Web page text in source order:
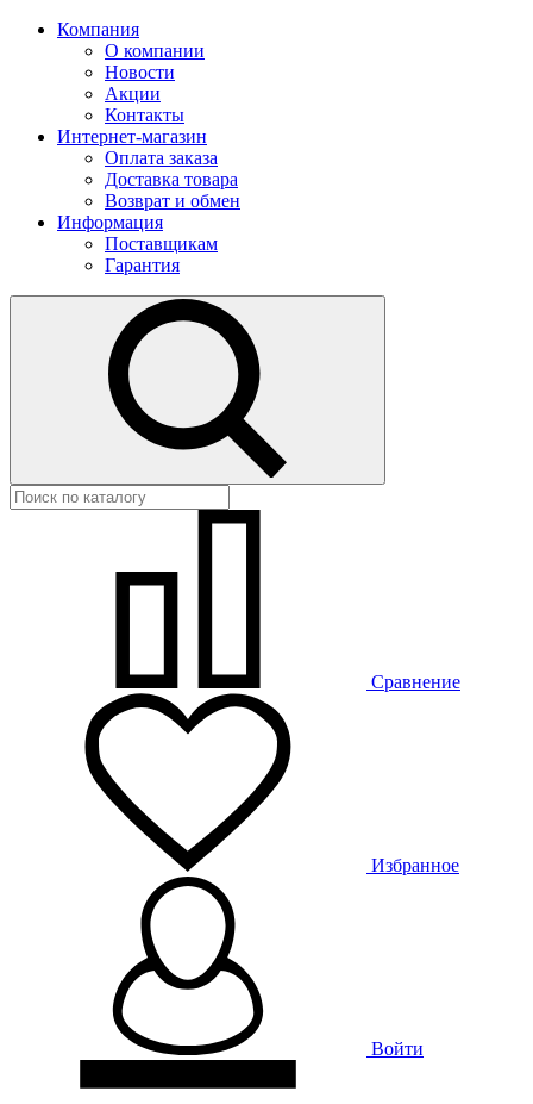
Компания
О компании
Новости
Акции
Контакты
Интернет-магазин
Оплата заказа
Доставка товара
Возврат и обмен
Информация
Поставщикам
Гарантия
Сравнение
Избранное
Войти